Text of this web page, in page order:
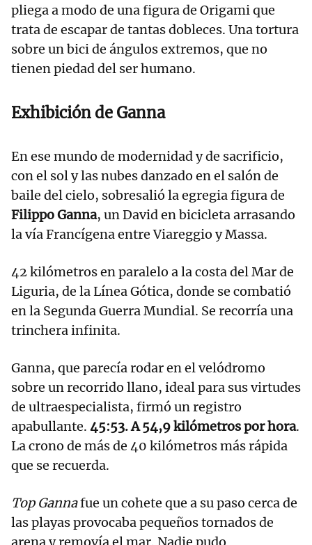
pliega a modo de una figura de Origami que
trata de escapar de tantas dobleces. Una tortura
sobre un bici de ángulos extremos, que no
tienen piedad del ser humano.
Exhibición de Ganna
En ese mundo de modernidad y de sacrificio,
con el sol y las nubes danzado en el salón de
baile del cielo, sobresalió la egregia figura de
Filippo Ganna, un David en bicicleta arrasando
la vía Francígena entre Viareggio y Massa.
42 kilómetros en paralelo a la costa del Mar de
Liguria, de la Línea Gótica, donde se combatió
en la Segunda Guerra Mundial. Se recorría una
trinchera infinita.
Ganna, que parecía rodar en el velódromo
sobre un recorrido llano, ideal para sus virtudes
de ultraespecialista, firmó un registro
apabullante. 45:53. A 54,9 kilómetros por hora.
La crono de más de 40 kilómetros más rápida
que se recuerda.
Top Gannafue un cohete que a su paso cerca de
las playas provocaba pequeños tornados de